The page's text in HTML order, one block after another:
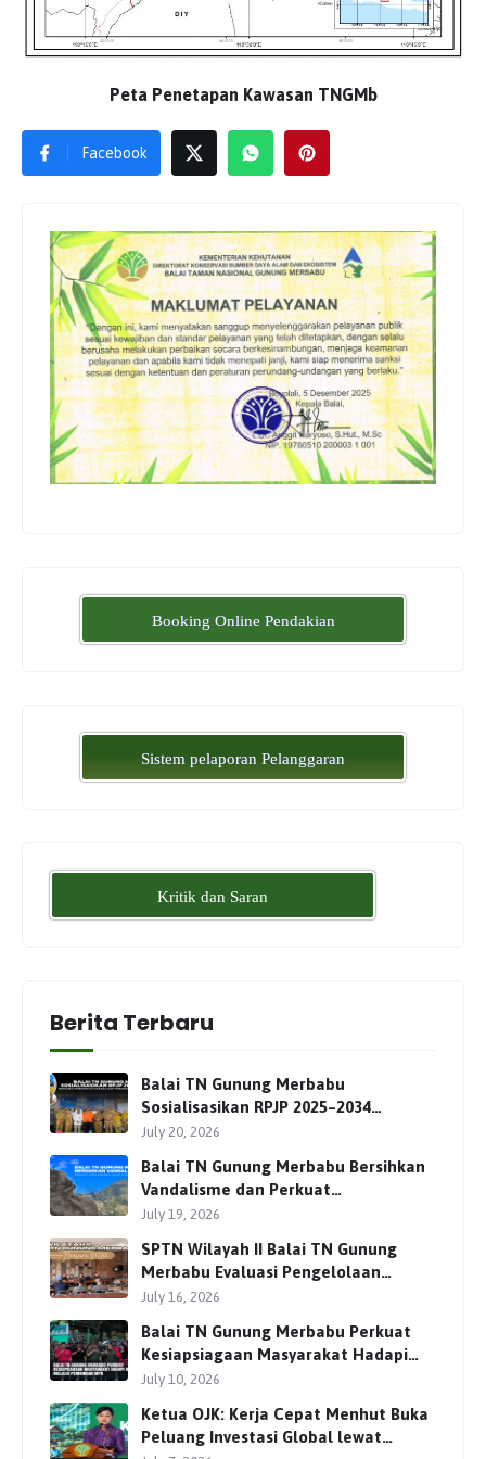
Peta Penetapan Kawasan TNGMb
Facebook
Booking Online Pendakian
Sistem pelaporan Pelanggaran
Kritik dan Saran
Berita Terbaru
Balai TN Gunung Merbabu
Sosialisasikan RPJP 2025–2034
Bersama Para Pemangku
July 20, 2026
Balai TN Gunung Merbabu Bersihkan
Vandalisme dan Perkuat
Pengamanan Jalur Pendakian
July 19, 2026
SPTN Wilayah II Balai TN Gunung
Merbabu Evaluasi Pengelolaan
Wisata Pendakian Bersama Mitra
July 16, 2026
Balai TN Gunung Merbabu Perkuat
Kesiapsiagaan Masyarakat Hadapi
Karhutla Melalui Pembinaan MPA
July 10, 2026
Ketua OJK: Kerja Cepat Menhut Buka
Peluang Investasi Global lewat